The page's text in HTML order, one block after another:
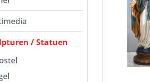
/ Statuen